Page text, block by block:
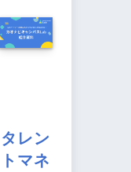
タレン
トマネ